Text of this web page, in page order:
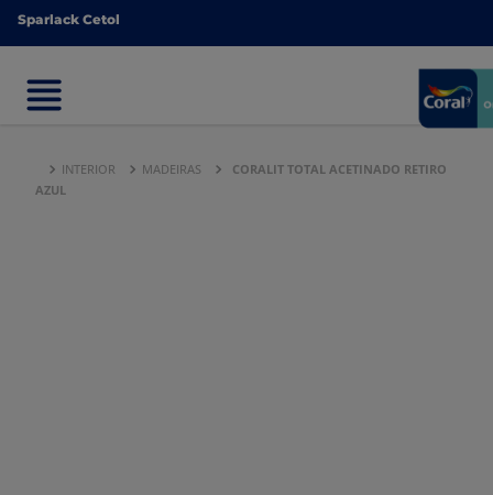
Sparlack Cetol
Sparlack Cetol
INTERIOR MADEIRAS
CORALIT TOTAL ACETINADO RETIRO
AZUL